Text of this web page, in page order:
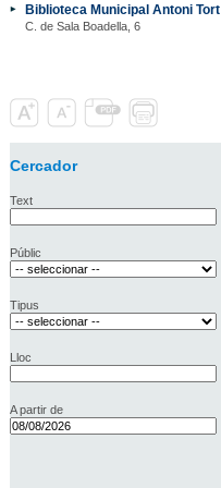
Biblioteca Municipal Antoni Tort
C. de Sala Boadella, 6
Cercador
Text
Públic
Tipus
Lloc
A partir de